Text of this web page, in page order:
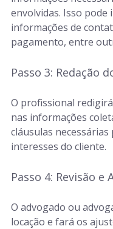
envolvidas. Isso
informações de
pagamento, entre
Passo 3: Redação
O profissional
nas informações
cláusulas
interesses do cliente.
Passo 4: Revisão e
O advogado ou
locação e fará os